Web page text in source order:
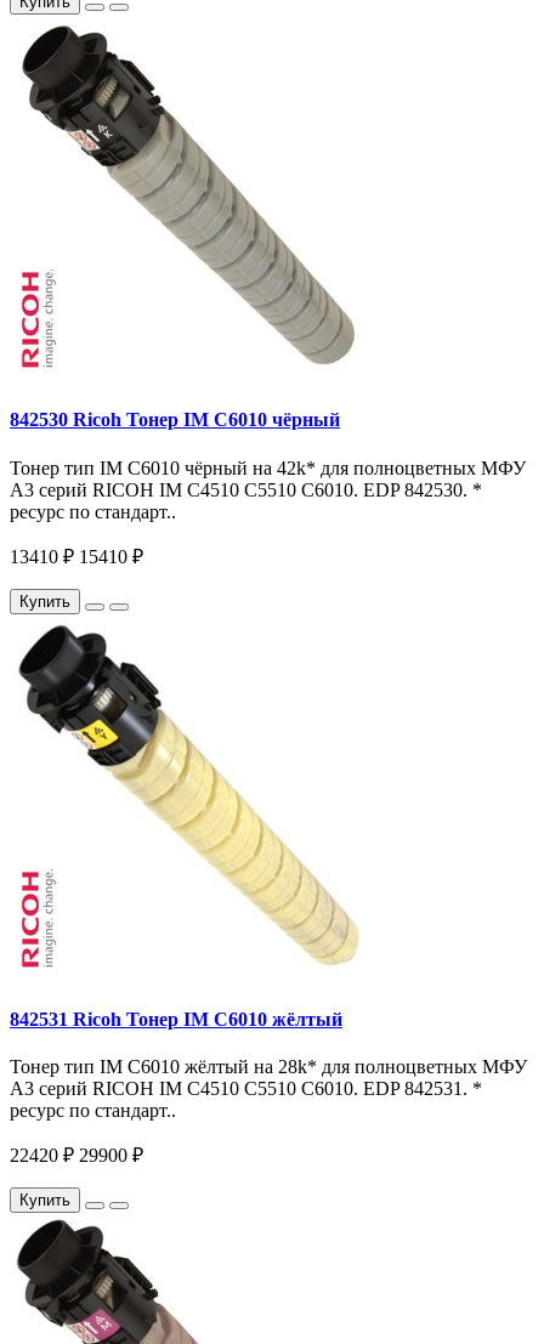
842530 Ricoh Тонер IM C6010 чёрный
Тонер тип IM C6010 чёрный на 42k* для полноцветных МФУ
A3 серий RICOH IM C4510 C5510 C6010. EDP 842530. *
ресурс по стандарт..
13410 ₽ 15410 ₽
Купить
842531 Ricoh Тонер IM C6010 жёлтый
Тонер тип IM C6010 жёлтый на 28k* для полноцветных МФУ
A3 серий RICOH IM C4510 C5510 C6010. EDP 842531. *
ресурс по стандарт..
22420 ₽ 29900 ₽
Купить